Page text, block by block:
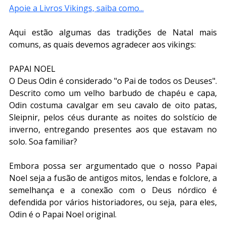
Apoie a Livros Vikings, saiba como...
Aqui estão algumas das tradições de Natal mais
comuns, as quais devemos agradecer aos vikings:
PAPAI NOEL
O Deus Odin é considerado "o Pai de todos os Deuses".
Descrito como um velho barbudo de chapéu e capa,
Odin costuma cavalgar em seu cavalo de oito patas,
Sleipnir, pelos céus durante as noites do solstício de
inverno, entregando presentes aos que estavam no
solo. Soa familiar?
Embora possa ser argumentado que o nosso Papai
Noel seja a fusão de antigos mitos, lendas e folclore, a
semelhança e a conexão com o Deus nórdico é
defendida por vários historiadores, ou seja, para eles,
Odin é o Papai Noel original.